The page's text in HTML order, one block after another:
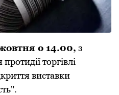
о 14.00, з
тоpгівлі
вистaвки